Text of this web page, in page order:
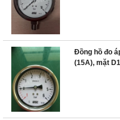
Đồng hồ đo
(15A), mặt